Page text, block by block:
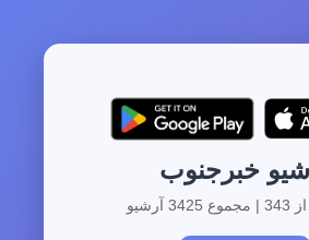
خبرجنوب